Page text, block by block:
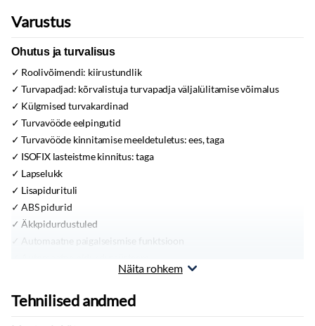
Varustus
Ohutus ja turvalisus
Roolivõimendi: kiirustundlik
Turvapadjad: kõrvalistuja turvapadja väljalülitamise võimalus
Külgmised turvakardinad
Turvavööde eelpingutid
Turvavööde kinnitamise meeldetuletus:ees, taga
ISOFIX lasteistme kinnitus:taga
Lapselukk
Lisapidurituli
ABS pidurid
Äkkpidurdustuled
Automaatne paigalseismise funktsioon
Sõiduraja hoidmise abisüsteem
Näita rohkem
Tehnilised andmed